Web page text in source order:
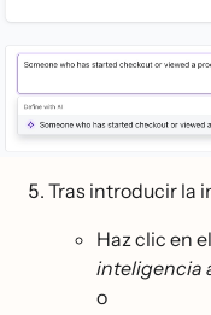
Tras introducir la
Haz clic en
inteligencia
o